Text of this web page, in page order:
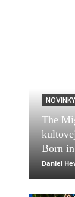
NOVINKY
The
Born
Daniel